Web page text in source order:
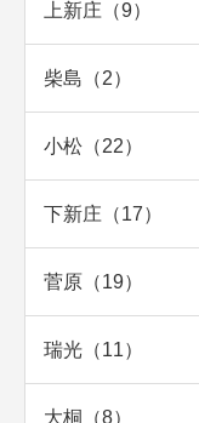
上新庄（9）
柴島（2）
小松（22）
下新庄（17）
菅原（19）
瑞光（11）
大桐（8）